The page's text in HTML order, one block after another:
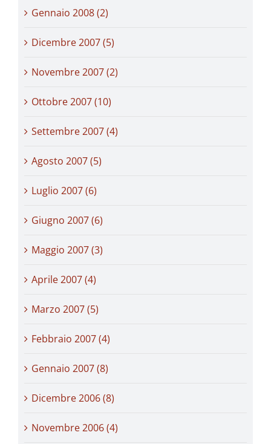
Gennaio 2008 (2)
Dicembre 2007 (5)
Novembre 2007 (2)
Ottobre 2007 (10)
Settembre 2007 (4)
Agosto 2007 (5)
Luglio 2007 (6)
Giugno 2007 (6)
Maggio 2007 (3)
Aprile 2007 (4)
Marzo 2007 (5)
Febbraio 2007 (4)
Gennaio 2007 (8)
Dicembre 2006 (8)
Novembre 2006 (4)